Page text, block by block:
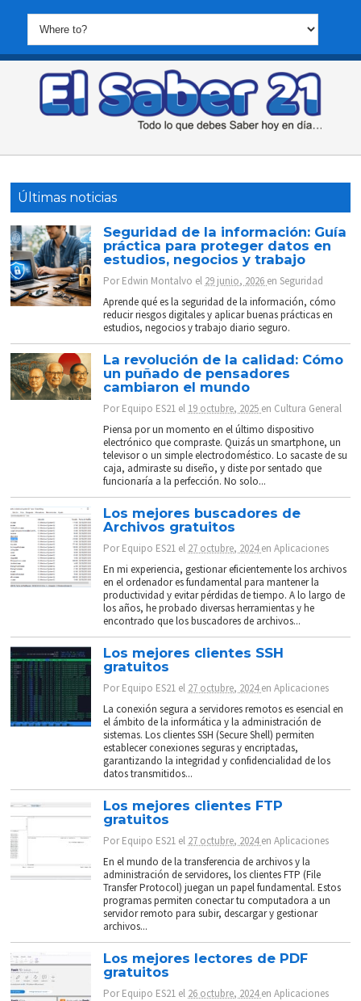
Últimas noticias
Seguridad de la información: Guía
práctica para proteger datos en
estudios, negocios y trabajo
PorEdwin Montalvo el 29 junio, 2026 enSeguridad
Aprende qué es la seguridad de la información, cómo
reducir riesgos digitales y aplicar buenas prácticas en
estudios, negocios y trabajo diario seguro.
La revolución de la calidad: Cómo
un puñado de pensadores
cambiaron el mundo
PorEquipo ES21 el 19 octubre, 2025 en Cultura General
Piensa por un momento en el último dispositivo
electrónico que compraste. Quizás un smartphone, un
televisor o un simple electrodoméstico. Lo sacaste de su
caja, admiraste su diseño, y diste por sentado que
funcionaría a la perfección. No solo...
Los mejores buscadores de
Archivos gratuitos
PorEquipo ES21 el 27 octubre, 2024enAplicaciones
En mi experiencia, gestionar eficientemente los archivos
en el ordenador es fundamental para mantener la
productividad y evitar pérdidas de tiempo. A lo largo de
los años, he probado diversas herramientas y he
encontrado que los buscadores de archivos...
Los mejores clientes SSH
gratuitos
PorEquipo ES21 el 27 octubre, 2024enAplicaciones
La conexión segura a servidores remotos es esencial en
el ámbito de la informática y la administración de
sistemas. Los clientes SSH (Secure Shell) permiten
establecer conexiones seguras y encriptadas,
garantizando la integridad y confidencialidad de los
datos transmitidos...
Los mejores clientes FTP
gratuitos
PorEquipo ES21 el 27 octubre, 2024enAplicaciones
En el mundo de la transferencia de archivos y la
administración de servidores, los clientes FTP (File
Transfer Protocol) juegan un papel fundamental. Estos
programas permiten conectar tu computadora a un
servidor remoto para subir, descargar y gestionar
archivos...
Los mejores lectores de PDF
gratuitos
PorEquipo ES21 el 26 octubre, 2024enAplicaciones